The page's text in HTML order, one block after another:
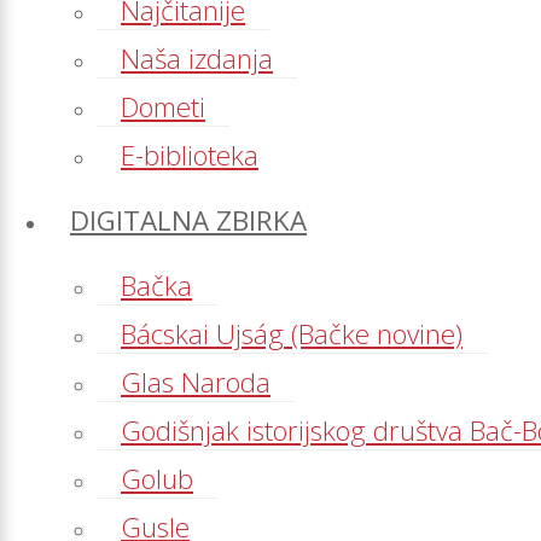
Najčitanije
Naša izdanja
Dometi
E-biblioteka
DIGITALNA ZBIRKA
Bačka
Bácskai Ujság (Bačke novine)
Glas Naroda
Godišnjak istorijskog društva Bač-
Golub
Gusle